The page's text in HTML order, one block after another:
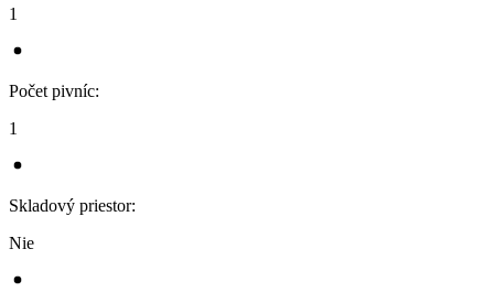
1
Počet pivníc:
1
Skladový priestor:
Nie